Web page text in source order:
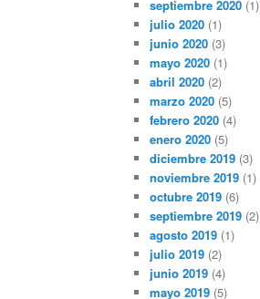
septiembre 2020 (1)
julio 2020 (1)
junio 2020 (3)
mayo 2020 (1)
abril 2020 (2)
marzo 2020 (5)
febrero 2020 (4)
enero 2020 (5)
diciembre 2019 (3)
noviembre 2019 (1)
octubre 2019 (6)
septiembre 2019 (2)
agosto 2019 (1)
julio 2019 (2)
junio 2019 (4)
mayo 2019 (5)